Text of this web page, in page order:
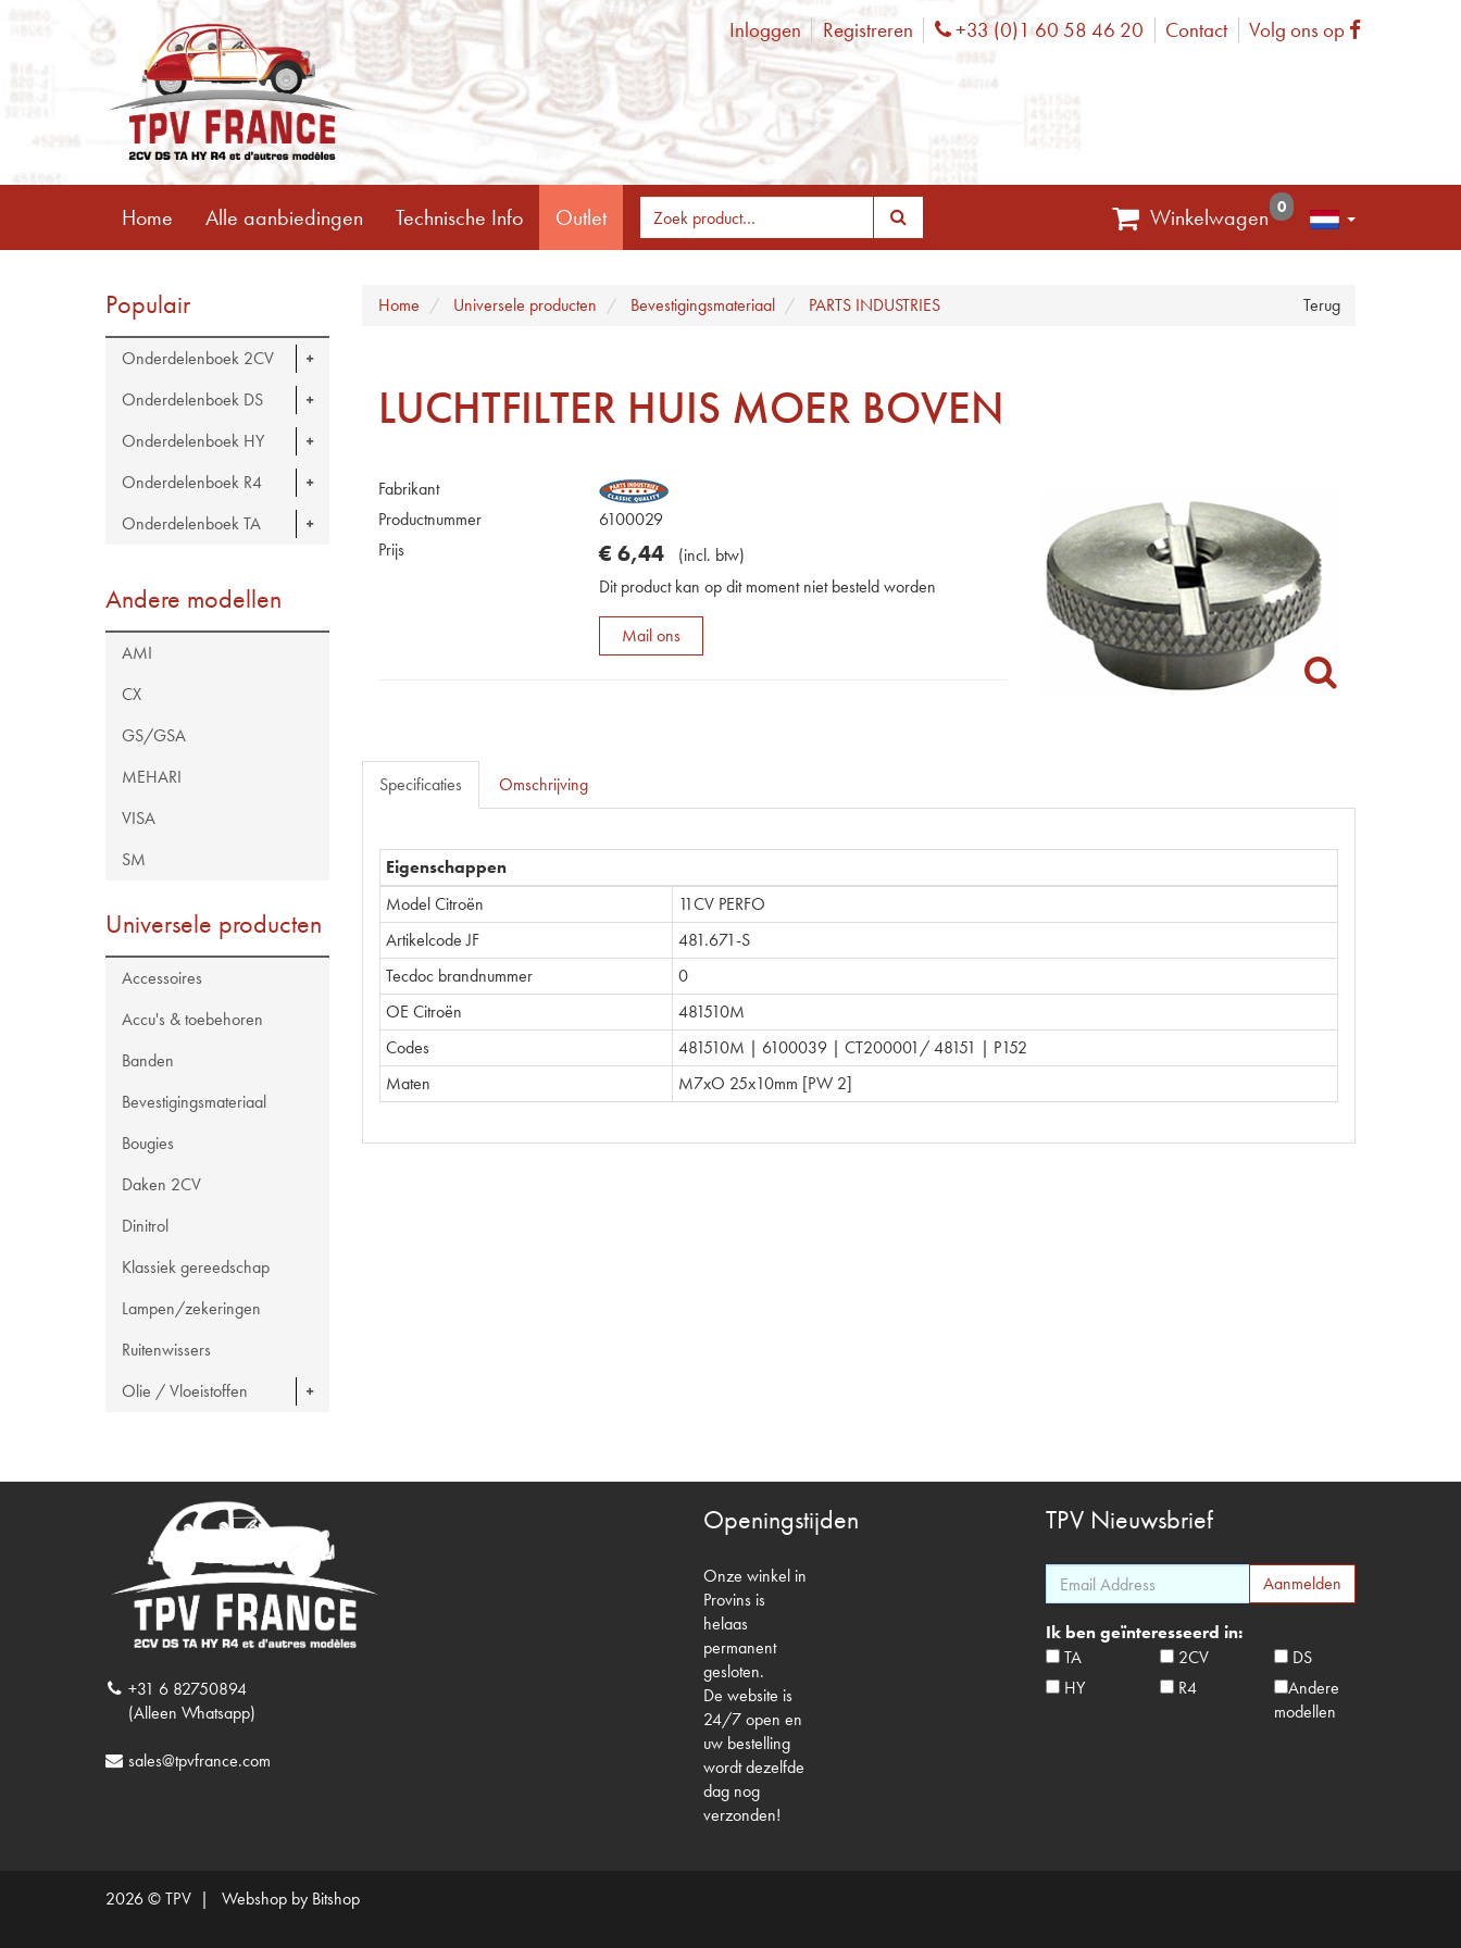
Inloggen Registreren Phone
+33 (0)1 60 58 46 20 Contact Volg ons op Facebook
Home Alle aanbiedingen Technische Info Outlet Winkelwagen 0
Populair
Onderdelenboek 2CV
Onderdelenboek DS
Onderdelenboek HY
Onderdelenboek R4
Onderdelenboek TA
Andere modellen
AMI
CX
GS/GSA
MEHARI
VISA
SM
Universele producten
Accessoires
Accu's & toebehoren
Banden
Bevestigingsmateriaal
Bougies
Daken 2CV
Dinitrol
Klassiek gereedschap
Lampen/zekeringen
Ruitenwissers
Olie / Vloeistoffen
Terug
Home Universele producten Bevestigingsmateriaal PARTS INDUSTRIES
LUCHTFILTER HUIS MOER BOVEN
Fabrikant
Productnummer
6100029
Prijs
€ 6,44 (incl. btw)
Dit product kan op dit moment niet besteld worden
Mail ons
Specificaties Omschrijving
Eigenschappen
Model Citroën
11CV PERFO
Artikelcode JF
481.671-S
Tecdoc brandnummer
0
OE Citroën
481510M
Codes
481510M | 6100039 | CT200001/ 48151 | P152
Maten
M7xO 25x10mm [PW 2]
+31 6 82750894
(Alleen Whatsapp)
sales@tpvfrance.com
Openingstijden
Onze winkel in
Provins is
helaas
permanent
gesloten.
De website is
24/7 open en
uw bestelling
wordt dezelfde
dag nog
verzonden!
TPV Nieuwsbrief
Ik ben geïnteresseerd in:
TA
2CV
DS
HY
R4
Andere
modellen
2026 © TPV | Webshop by Bitshop